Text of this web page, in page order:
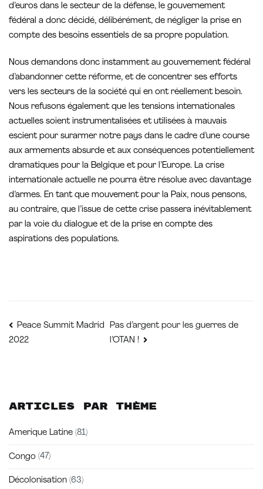
d’euros dans le secteur de la défense, le gouvernement
fédéral a donc décidé, délibérément, de négliger la prise en
compte des besoins essentiels de sa propre population.
Nous demandons donc instamment au gouvernement fédéral
d’abandonner cette réforme, et de concentrer ses efforts
vers les secteurs de la société qui en ont réellement besoin.
Nous refusons également que les tensions internationales
actuelles soient instrumentalisées et utilisées à mauvais
escient pour surarmer notre pays dans le cadre d’une course
aux armements absurde et aux conséquences potentiellement
dramatiques pour la Belgique et pour l’Europe. La crise
internationale actuelle ne pourra être résolue avec davantage
d’armes. En tant que mouvement pour la Paix, nous pensons,
au contraire, que l’issue de cette crise passera inévitablement
par la voie du dialogue et de la prise en compte des
aspirations des populations.
Navigation
Peace Summit Madrid
2022
Pas d’argent pour les guerres de
l’OTAN !
Articles par thème
Amerique Latine (81)
Congo (47)
Décolonisation (63)